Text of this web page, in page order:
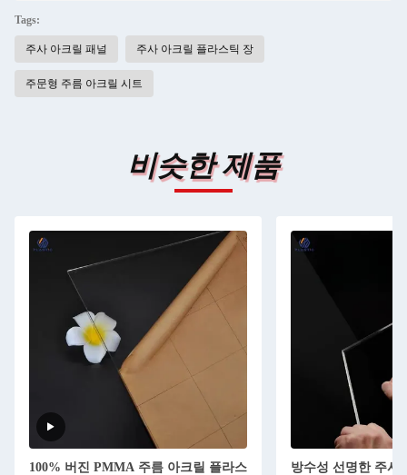
Tags:
주사 아크릴 패널 주사 아크릴 플라스틱 장
주문형 주름 아크릴 시트
비슷한 제품
100% 버진 PMMA 주름 아크릴 플라스
방수성 선명한 주사